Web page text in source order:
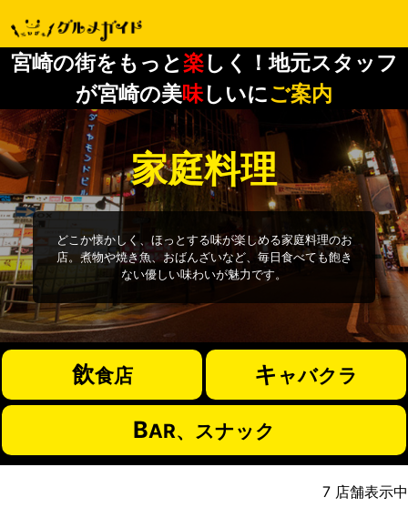
宮崎の街をもっと楽しく！地元スタッフ
が宮崎の美味しいにご案内
家庭料理
どこか懐かしく、ほっとする味が楽しめる家庭料理のお
店。煮物や焼き魚、おばんざいなど、毎日食べても飽き
ない優しい味わいが魅力です。
飲食店 キ ャバクラ
BAR、スナック
7 店舗表示中